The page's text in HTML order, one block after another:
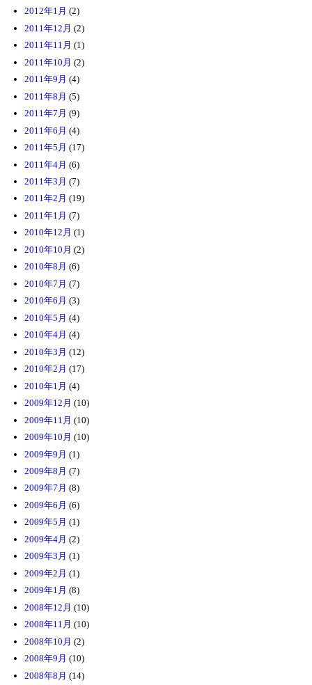
2012年1月 (2)
2011年12月 (2)
2011年11月 (1)
2011年10月 (2)
2011年9月 (4)
2011年8月 (5)
2011年7月 (9)
2011年6月 (4)
2011年5月 (17)
2011年4月 (6)
2011年3月 (7)
2011年2月 (19)
2011年1月 (7)
2010年12月 (1)
2010年10月 (2)
2010年8月 (6)
2010年7月 (7)
2010年6月 (3)
2010年5月 (4)
2010年4月 (4)
2010年3月 (12)
2010年2月 (17)
2010年1月 (4)
2009年12月 (10)
2009年11月 (10)
2009年10月 (10)
2009年9月 (1)
2009年8月 (7)
2009年7月 (8)
2009年6月 (6)
2009年5月 (1)
2009年4月 (2)
2009年3月 (1)
2009年2月 (1)
2009年1月 (8)
2008年12月 (10)
2008年11月 (10)
2008年10月 (2)
2008年9月 (10)
2008年8月 (14)